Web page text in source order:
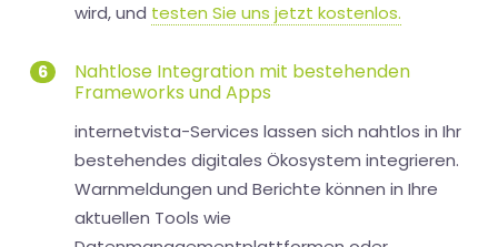
wird, und testen Sie uns jetzt kostenlos.
6
Nahtlose Integration mit bestehenden
Frameworks und Apps
internetvista-Services lassen sich nahtlos in Ihr
bestehendes digitales Ökosystem integrieren.
Warnmeldungen und Berichte können in Ihre
aktuellen Tools wie